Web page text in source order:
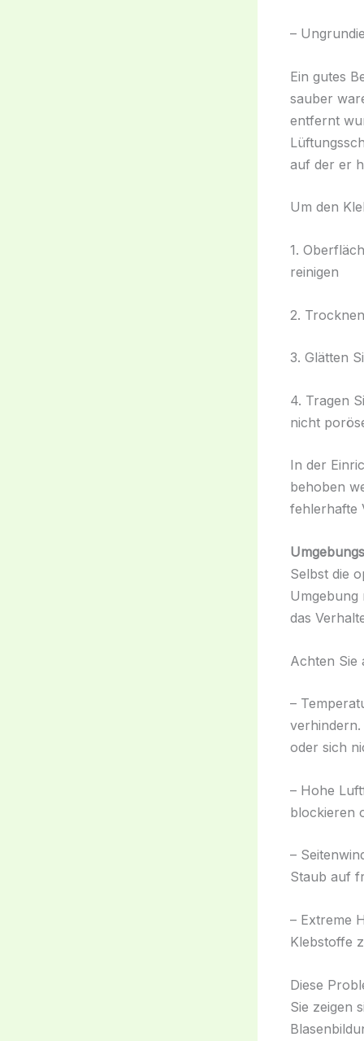
–
Ein gutes
sauber
entfernt
auf der er
Um den
1.
reinigen
2.
3. Glätten
4. Tragen
nicht
In der
behoben
fehlerhafte
Selbst die
Umgebung
das
Achten Sie
–
oder sich
– Hohe
blockieren
–
Staub auf
– Extreme
Klebstoffe
Diese
Sie zeigen